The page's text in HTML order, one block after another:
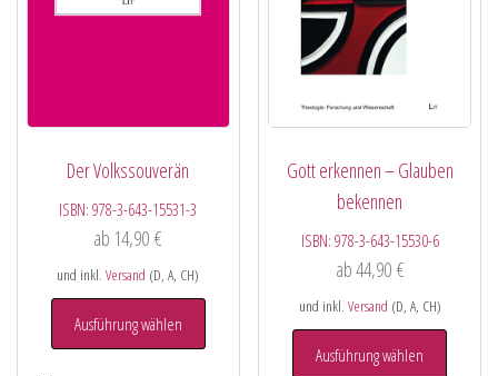
Der Volkssouverän
ISBN:978-3-643-15531-3
ab 14,90€
und inkl.Versand (D, A, CH)
Ausführung wählen
Gott erkennen – Glauben
bekennen
ISBN: 978-3-643-15530-6
ab44,90 €
und inkl. Versand (D, A, CH)
Ausführung wählen